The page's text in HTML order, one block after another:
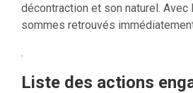
décontraction et son naturel. Avec
sommes retrouvés
.
Liste des actions